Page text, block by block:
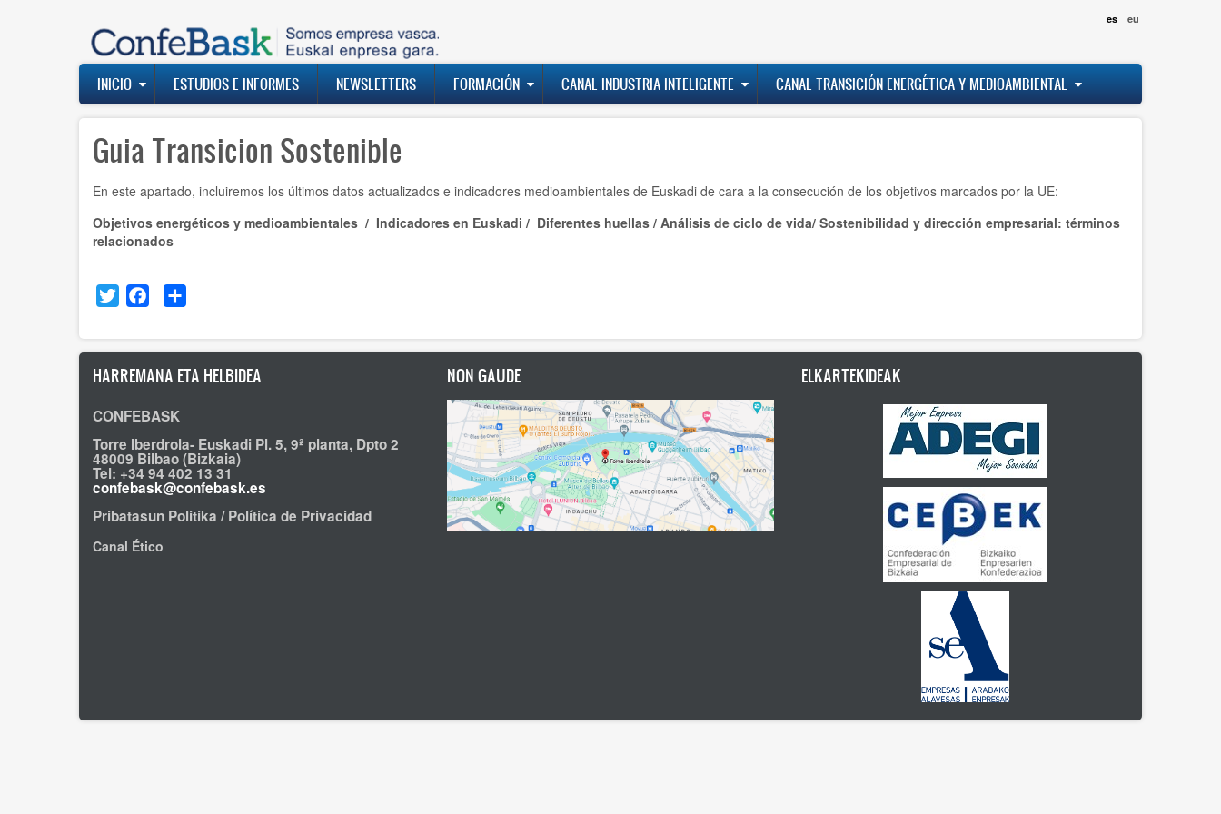
es eu
Navegación
principal
INICIO ESTUDIOS E INFORMES NEWSLETTERS FORMACIÓN CANAL INDUSTRIA INTELIGENTE CANAL TRANSICIÓN ENERGÉTICA Y MEDIOAMBIENTAL
Guia Transicion Sostenible
En este apartado, incluiremos los últimos datos actualizados e indicadores medioambientales de Euskadi de cara a la consecución de los objetivos marcados por la UE:
Objetivos energéticos y medioambientales / Indicadores en Euskadi / Diferentes huellas / Análisis de ciclo de vida/ Sostenibilidad y dirección empresarial: términos
relacionados
Twitter Facebook
HARREMANA ETA HELBIDEA
CONFEBASK
Torre Iberdrola- Euskadi Pl. 5, 9ª planta, Dpto 2
48009 Bilbao (Bizkaia)
Tel: +34 94 402 13 31
confebask@confebask.es
Pribatasun Politika / Política de Privacidad
Canal Ético
NON GAUDE ELKARTEKIDEAK